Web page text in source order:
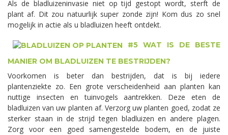
Als de bladluizeninvasie niet op tijd gestopt wordt, sterft de
plant af. Dit zou natuurlijk super zonde zijn! Kom dus zo snel
mogelijk in actie als u bladluizen heeft ontdekt.
#5 WAT IS DE BESTE
MANIER OM BLADLUIZEN TE BESTRIJDEN?
Voorkomen is beter dan bestrijden, dat is bij iedere
plantenziekte zo. Een grote verscheidenheid aan planten kan
nuttige insecten en tuinvogels aantrekken. Deze eten de
bladluizen van uw planten af. Verzorg uw planten goed, zodat ze
sterker staan in de strijd tegen bladluizen en andere plagen.
Zorg voor een goed samengestelde bodem, en de juiste